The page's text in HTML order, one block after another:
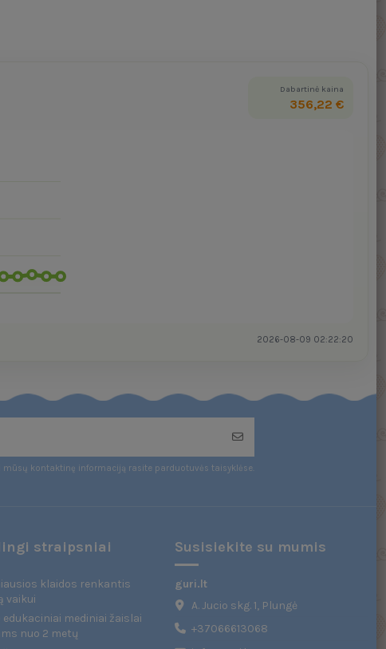
Dabartinė kaina
356,22 €
2026-08-09 02:22:20
kontaktinę informaciją rasite parduotuvės taisyklėse.
straipsniai
klaidos renkantis
vaikui
edukaciniai mediniai žaislai
nuo 2 metų
Susisiekite su mumis
guri.lt
A. Jucio skg. 1, Plungė
+37066613068